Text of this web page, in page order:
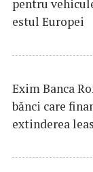
pentru
estul Europei
Exim Banca
bănci care
extinderea